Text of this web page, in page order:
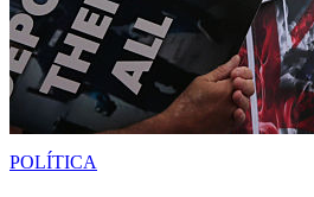
POLÍTICA